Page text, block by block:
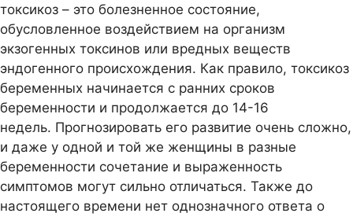
токсикоз – это болезненное состояние,
обусловленное воздействием на организм
экзогенных токсинов или вредных веществ
эндогенного происхождения. Как правило, токсикоз
беременных начинается с ранних сроков
беременности и продолжается до 14-16
недель. Прогнозировать его развитие очень сложно,
и даже у одной и той же женщины в разные
беременности сочетание и выраженность
симптомов могут сильно отличаться. Также до
настоящего времени нет однозначного ответа о